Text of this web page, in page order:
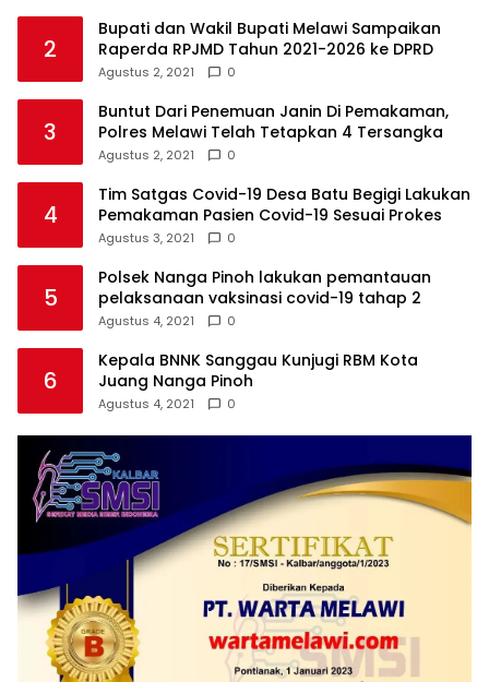
2
Bupati dan Wakil Bupati Melawi Sampaikan
Raperda RPJMD Tahun 2021-2026 ke DPRD
Agustus 2, 2021 0
3
Buntut Dari Penemuan Janin Di Pemakaman,
Polres Melawi Telah Tetapkan 4 Tersangka
Agustus 2, 2021 0
4
Tim Satgas Covid-19 Desa Batu Begigi Lakukan
Pemakaman Pasien Covid-19 Sesuai Prokes
Agustus 3, 2021 0
5
Polsek Nanga Pinoh lakukan pemantauan
pelaksanaan vaksinasi covid-19 tahap 2
Agustus 4, 2021 0
6
Kepala BNNK Sanggau Kunjugi RBM Kota
Juang Nanga Pinoh
Agustus 4, 2021 0